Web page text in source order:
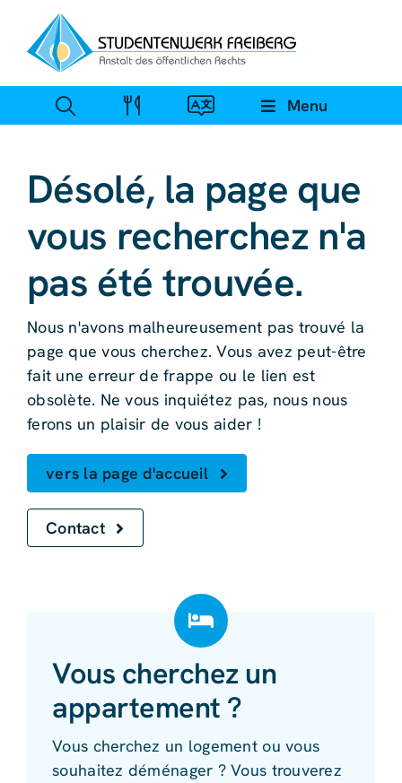
content
Menu
Désolé, la page que
vous recherchez n'a
pas été trouvée.
Nous n'avons malheureusement pas trouvé la
page que vous cherchez. Vous avez peut-être
fait une erreur de frappe ou le lien est
obsolète. Ne vous inquiétez pas, nous nous
ferons un plaisir de vous aider !
vers la page d'accueil
Contact
Vous cherchez un
appartement ?
Vous cherchez un logement ou vous
souhaitez déménager ? Vous trouverez